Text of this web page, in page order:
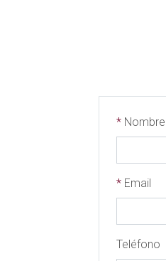
* Nombre
* Email
Teléfono